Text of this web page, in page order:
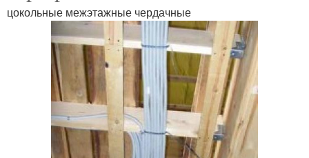
цокольные межэтажные чердачные